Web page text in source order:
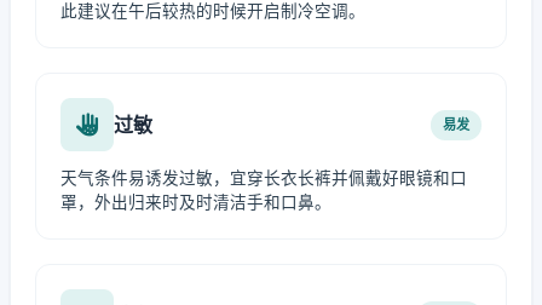
此建议在午后较热的时候开启制冷空调。
过敏 易发
天气条件易诱发过敏，宜穿长衣长裤并佩戴好眼镜和口
罩，外出归来时及时清洁手和口鼻。